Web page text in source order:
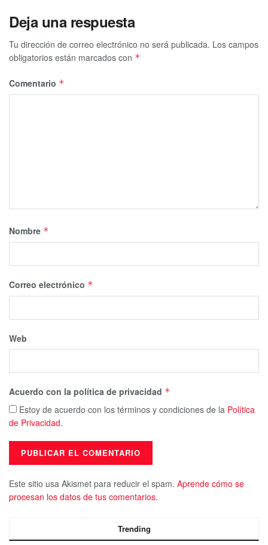
Deja una respuesta
Tu dirección de correo electrónico no será publicada. Los campos
obligatorios están marcados con *
Comentario *
Nombre *
Correo electrónico *
Web
Acuerdo con la política de privacidad *
Estoy de acuerdo con los términos y condiciones de la Política
de Privacidad.
Este sitio usa Akismet para reducir el spam. Aprende cómo se
procesan los datos de tus comentarios.
Trending